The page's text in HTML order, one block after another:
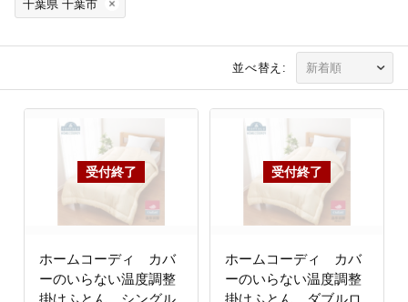
千葉県 千葉市
並べ替え:
ホームコーディ カバ
ーのいらない温度調整
掛けふとん シングル
ホームコーディ カバ
ーのいらない温度調整
掛けふとん ダブルロ